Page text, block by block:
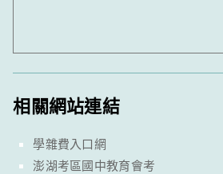
相關網站連結
學雜費入口網
澎湖考區國中教育會考